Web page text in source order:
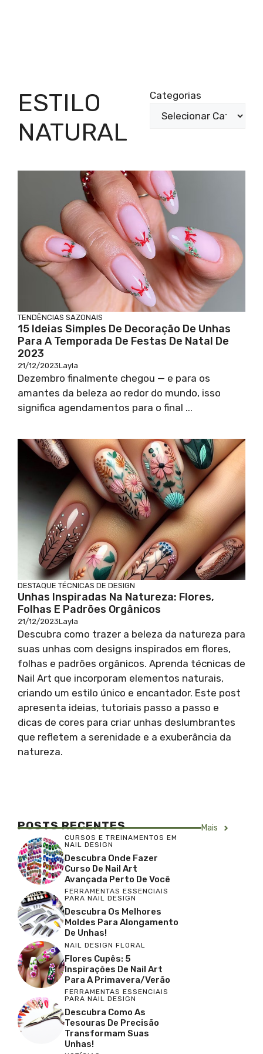
ESTILO
NATURAL
Categorias
TENDÊNCIAS SAZONAIS
15 Ideias Simples De Decoração De Unhas
Para A Temporada De Festas De Natal De
2023
21/12/2023Layla
Dezembro finalmente chegou — e para os
amantes da beleza ao redor do mundo, isso
significa agendamentos para o final ...
DESTAQUE TÉCNICAS DE DESIGN
Unhas Inspiradas Na Natureza: Flores,
Folhas E Padrões Orgânicos
21/12/2023Layla
Descubra como trazer a beleza da natureza para
suas unhas com designs inspirados em flores,
folhas e padrões orgânicos. Aprenda técnicas de
Nail Art que incorporam elementos naturais,
criando um estilo único e encantador. Este post
apresenta ideias, tutoriais passo a passo e
dicas de cores para criar unhas deslumbrantes
que refletem a serenidade e a exuberância da
natureza.
POSTS RECENTES Mais
CURSOS E TREINAMENTOS EM
NAIL DESIGN
Descubra Onde Fazer
Curso De Nail Art
Avançada Perto De Você
FERRAMENTAS ESSENCIAIS
PARA NAIL DESIGN
Descubra Os Melhores
Moldes Para Alongamento
De Unhas!
NAIL DESIGN FLORAL
Flores Cupês: 5
Inspirações De Nail Art
Para A Primavera/Verão
FERRAMENTAS ESSENCIAIS
PARA NAIL DESIGN
Descubra Como As
Tesouras De Precisão
Transformam Suas
Unhas!